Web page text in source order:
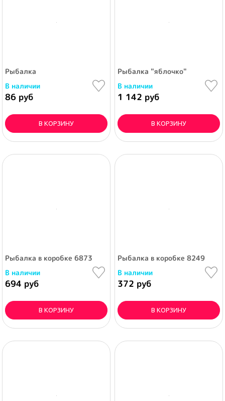
Рыбалка
В наличии
86 руб
В КОРЗИНУ
Рыбалка "яблочко"
В наличии
1 142 руб
В КОРЗИНУ
Рыбалка в коробке 6873
В наличии
694 руб
В КОРЗИНУ
Рыбалка в коробке 8249
В наличии
372 руб
В КОРЗИНУ